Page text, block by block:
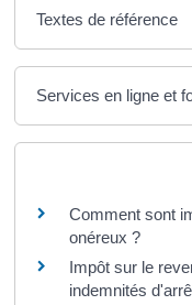
Textes de référence
Services en ligne et
Comment sont
onéreux ?
Impôt sur le
indemnités